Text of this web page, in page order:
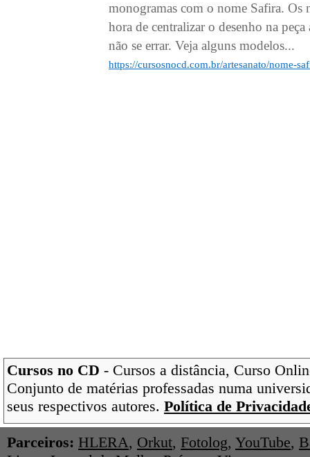
monogramas com o nome Safira.
hora de centralizar o desenho na
não se errar. Veja alguns modelos...
https://cursosnocd.com.br/artesanato/nome-
Cursos no CD - Cursos a distância, Curso
Conjunto de matérias professadas numa
seus respectivos autores. Política de
Parceiros: HLERA, Orkut, Fotolog, YouTube,